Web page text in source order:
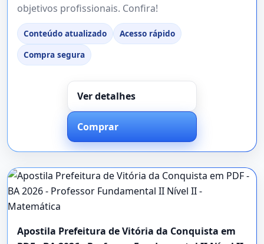
objetivos profissionais. Confira!
Conteúdo atualizado
Acesso rápido
Compra segura
Ver detalhes
Comprar
Apostila Prefeitura de Vitória da Conquista em